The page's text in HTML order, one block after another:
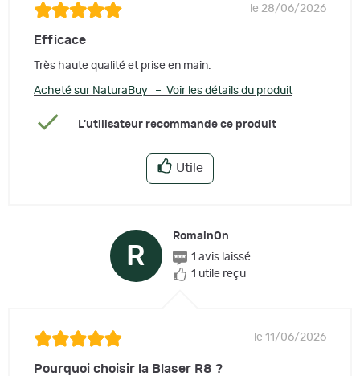
le 28/06/2026
Efficace
Très haute qualité et prise en main.
Acheté sur NaturaBuy – Voir les détails du produit
L'utilisateur recommande ce produit
Utile
R
RomainOn
1 avis laissé
1 utile reçu
le 11/06/2026
Pourquoi choisir la Blaser R8 ?